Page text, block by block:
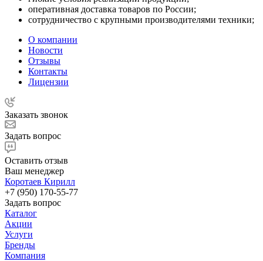
оперативная доставка товаров по России;
сотрудничество с крупными производителями техники;
О компании
Новости
Отзывы
Контакты
Лицензии
Заказать звонок
Задать вопрос
Оставить отзыв
Ваш менеджер
Коротаев Кирилл
+7 (950) 170-55-77
Задать вопрос
Каталог
Акции
Услуги
Бренды
Компания